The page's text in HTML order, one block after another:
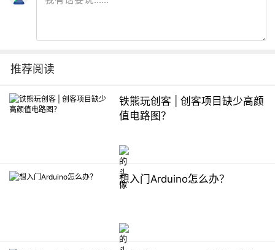
推荐阅读
铁熊玩创客 | 创客项目缺少高颜
值电路图？
想入门Arduino怎么办？